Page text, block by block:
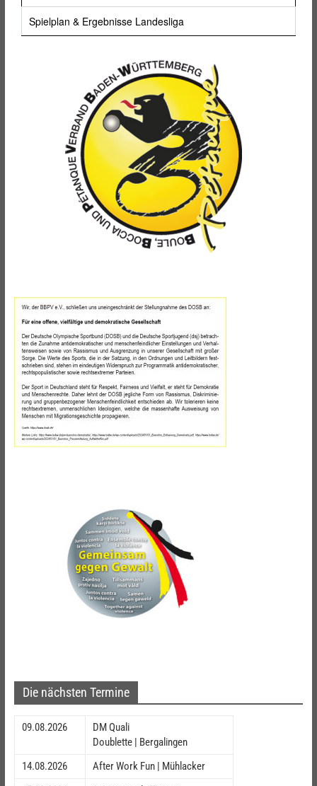
Spielplan & Ergebnisse Landesliga
Die nächsten Termine
09.08.2026
DM Quali
Doublette | Bergalingen
14.08.2026
After Work Fun | Mühlacker